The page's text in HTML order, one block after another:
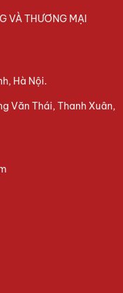
VÀ THƯƠNG MẠI
Hà Nội.
Văn Thái, Thanh Xuân,